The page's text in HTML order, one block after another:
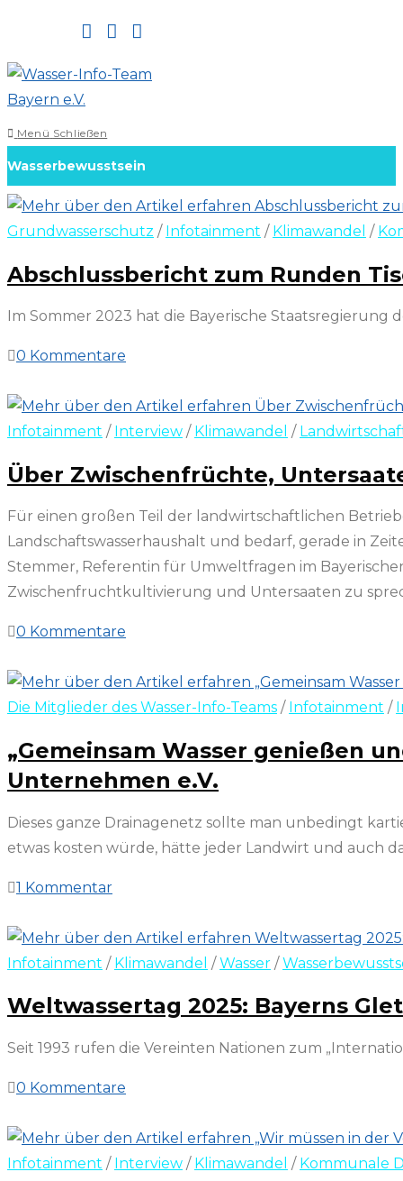
springen
Menü Schließen
Wasserbewusstsein
Grundwasserschutz / Infotainment / Klimawandel /
Abschlussbericht zum Runden
Im Sommer 2023 hat die Bayerische Staatsregierung
0 Kommentare
Infotainment / Interview / Klimawandel /
Über Zwischenfrüchte,
Für einen großen Teil der landwirtschaftlichen
Landschaftswasserhaushalt und bedarf, gerade in
Stemmer, Referentin für Umweltfragen im
Zwischenfruchtkultivierung und Untersaaten zu
0 Kommentare
Die Mitglieder des Wasser-Info-Teams / Infotainment /
„Gemeinsam Wasser genießen
Unternehmen e.V.
Dieses ganze Drainagenetz sollte man unbedingt
etwas kosten würde, hätte jeder Landwirt und auch
1 Kommentar
Infotainment / Klimawandel /Wasser /
Weltwassertag 2025: Bayerns
Seit 1993 rufen die Vereinten Nationen zum
0 Kommentare
Infotainment / Interview / Klimawandel / Kommunale